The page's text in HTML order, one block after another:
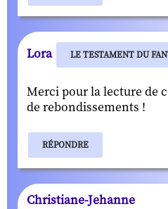
Lora LE TESTAMENT DU
Merci pour la lecture de
de rebondissements !
RÉPONDRE
Christiane-Jehanne